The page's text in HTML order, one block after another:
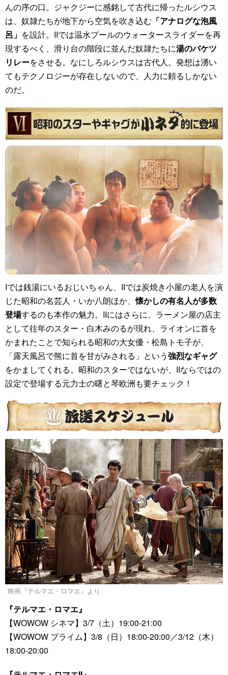
んの序の口。ジャクジーに感銘して古代に帰ったルシウス
は、奴隷たちが地下から空気を吹き込む 「アナログな泡風
呂」 を設計。IIでは温水プールのウォータースライダーを再
現するべく、滑り台の階段に並んだ奴隷たちに湯のバケツ
リレーをさせる。なにしろルシウスは古代人。発想は湧い
てもテクノロジーが存在しないので、人力に頼るしかない
のだ。
Iでは銭湯にいるおじいちゃん、IIでは炭焼き小屋の老人を演
じた昭和の名芸人・いか八朗ほか、懐かしの有名人が多数
登場するのも本作の魅力。IIにはさらに、ラーメン屋の店主
として往年のスター・白木みのるが現れ、ライオンに首を
かまれたことで知られる昭和の大女優・松島トモ子が、
「露天風呂で熊に首を甘がみされる」という強烈なギャグ
をかましてくれる。昭和のスターではないが、IIならではの
設定で登場する元力士の曙と琴欧洲も要チェック！
映画『テルマエ・ロマエ』より
『テルマエ・ロマエ』
【WOWOW シネマ】3/7（土）19:00-21:00
【WOWOW プライム】3/8（日）18:00-20:00／3/12（木）
18:00-20:00